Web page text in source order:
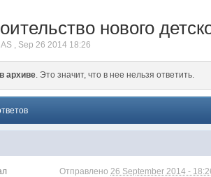
нового
, Sep 26 2014 18:26
архиве. Это значит, что в нее нельзя ответить.
Отправлено26 September 2014 -